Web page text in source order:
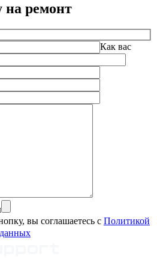
на ремонт
Как вас
вы соглашаетесь с Политикой